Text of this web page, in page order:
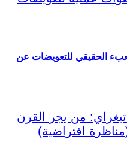
الحقيقي للتعويضات عن